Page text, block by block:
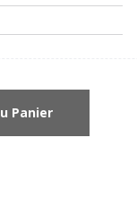
Panier